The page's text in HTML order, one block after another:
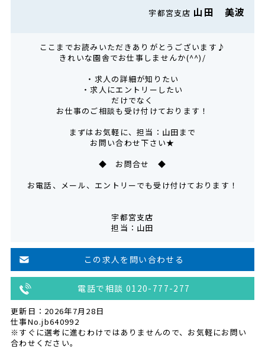
宇都宮支店 山田 美波
ここまでお読みいただきありがとうございます♪
きれいな園舎でお仕事しませんか(^^)/
・求人の詳細が知りたい
・求人にエントリーしたい
だけでなく
お仕事のご相談も受け付けております！
まずはお気軽に、担当：山田まで
お問い合わせ下さい★
◆ お問合せ ◆
お電話、メール、エントリーでも受け付けております！
宇都宮支店
担当：山田
この求人を問い合わせる
電話で相談 0120-777-277
更新日：2026年7月28日
仕事No.jb640992
※すぐに選考に進むわけではありませんので、お気軽にお問い
合わせください。